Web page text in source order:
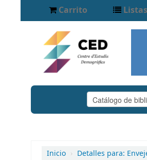
Carrito Listas
Inicio › Detalles para: